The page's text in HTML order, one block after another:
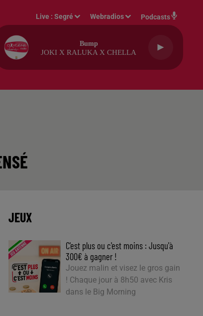
Live :Segré Webradios Podcasts
Bump
JOKI X RALUKA X CHELLA
JEUX
C'est plus ou c'est moins : Jusqu'à
300€ à gagner !
Jouez malin et visez le gros gain
! Chaque jour à 8h50 avec Kris
dans le Big Morning